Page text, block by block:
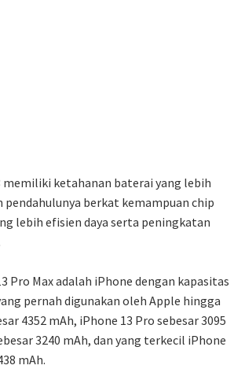
memiliki ketahanan baterai yang lebih
pendahulunya berkat kemampuan chip
lebih efisien daya serta peningkatan
Pro Max adalah iPhone dengan kapasitas
pernah digunakan oleh Apple hingga
4352 mAh, iPhone 13 Pro sebesar 3095
3240 mAh, dan yang terkecil iPhone
mAh.